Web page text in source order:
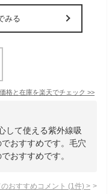
みる
価格と在庫を楽天でチェック >>
して使える紫外線吸
おすすめです。毛穴
おすすめです。
おすすめコメント (1 件) >